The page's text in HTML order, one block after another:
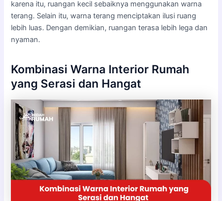
karena itu, ruangan kecil sebaiknya menggunakan warna
terang. Selain itu, warna terang menciptakan ilusi ruang
lebih luas. Dengan demikian, ruangan terasa lebih lega dan
nyaman.
Kombinasi Warna Interior Rumah
yang Serasi dan Hangat